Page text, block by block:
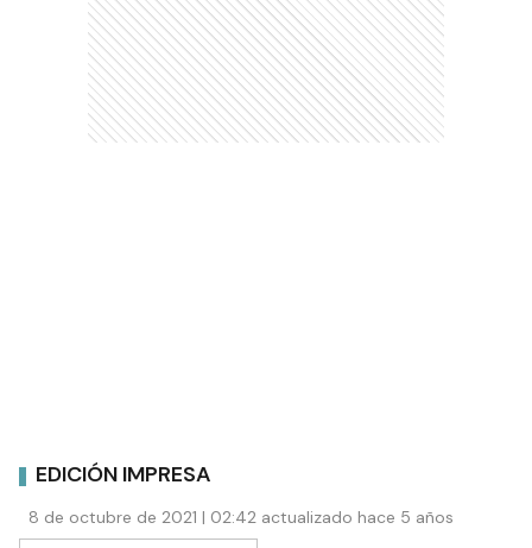
EDICIÓN IMPRESA
8 de octubre de 2021 | 02:42 actualizado hace 5 años